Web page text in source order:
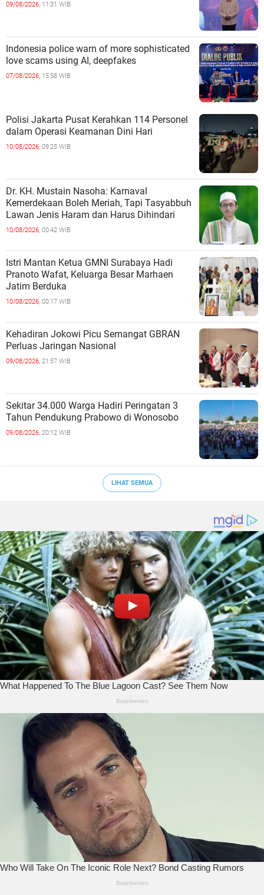
09/08/2026, 11:31 WIB
Indonesia police warn of more sophisticated
love scams using AI, deepfakes
07/08/2026, 15:58 WIB
Polisi Jakarta Pusat Kerahkan 114 Personel
dalam Operasi Keamanan Dini Hari
10/08/2026, 09:25 WIB
Dr. KH. Mustain Nasoha: Karnaval
Kemerdekaan Boleh Meriah, Tapi Tasyabbuh
Lawan Jenis Haram dan Harus Dihindari
10/08/2026, 00:42 WIB
Istri Mantan Ketua GMNI Surabaya Hadi
Pranoto Wafat, Keluarga Besar Marhaen
Jatim Berduka
10/08/2026, 00:17 WIB
Kehadiran Jokowi Picu Semangat GBRAN
Perluas Jaringan Nasional
09/08/2026, 21:57 WIB
Sekitar 34.000 Warga Hadiri Peringatan 3
Tahun Pendukung Prabowo di Wonosobo
09/08/2026, 20:12 WIB
LIHAT SEMUA